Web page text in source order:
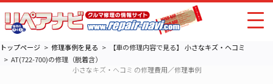
トップページ 修理事例を見る 【車の修理内容で見る】小さなキズ・ヘコミ
AT(722-700)の修理（脱着含）
小さなキズ・ヘコミ の修理費用／修理事例